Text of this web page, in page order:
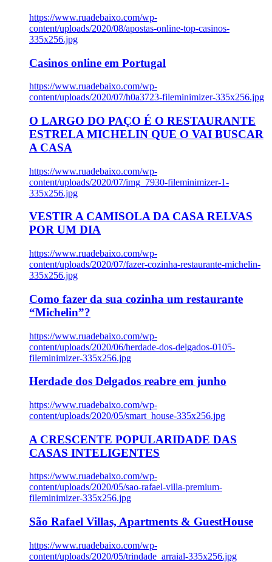
https://www.ruadebaixo.com/wp-
content/uploads/2020/08/apostas-online-top-casinos-
335x256.jpg
Casinos online em Portugal
https://www.ruadebaixo.com/wp-
content/uploads/2020/07/h0a3723-fileminimizer-335x256.jpg
O LARGO DO PAÇO É O RESTAURANTE
ESTRELA MICHELIN QUE O VAI BUSCAR
A CASA
https://www.ruadebaixo.com/wp-
content/uploads/2020/07/img_7930-fileminimizer-1-
335x256.jpg
VESTIR A CAMISOLA DA CASA RELVAS
POR UM DIA
https://www.ruadebaixo.com/wp-
content/uploads/2020/07/fazer-cozinha-restaurante-michelin-
335x256.jpg
Como fazer da sua cozinha um restaurante
“Michelin”?
https://www.ruadebaixo.com/wp-
content/uploads/2020/06/herdade-dos-delgados-0105-
fileminimizer-335x256.jpg
Herdade dos Delgados reabre em junho
https://www.ruadebaixo.com/wp-
content/uploads/2020/05/smart_house-335x256.jpg
A CRESCENTE POPULARIDADE DAS
CASAS INTELIGENTES
https://www.ruadebaixo.com/wp-
content/uploads/2020/05/sao-rafael-villa-premium-
fileminimizer-335x256.jpg
São Rafael Villas, Apartments & GuestHouse
https://www.ruadebaixo.com/wp-
content/uploads/2020/05/trindade_arraial-335x256.jpg